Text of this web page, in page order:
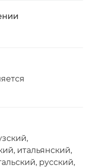
итальянский,
русский,